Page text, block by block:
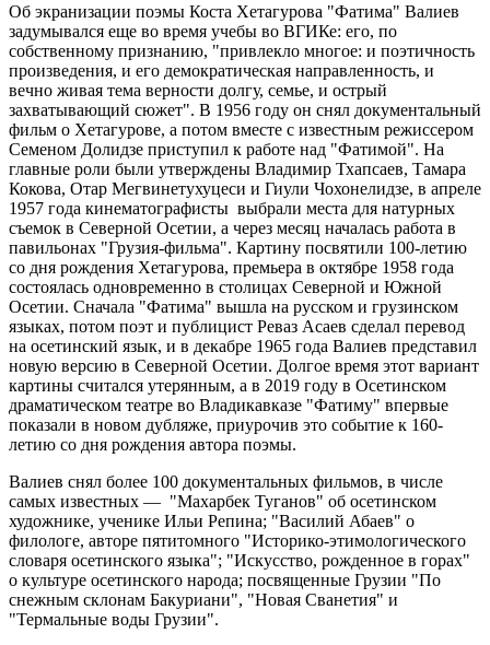
Об экранизации поэмы Коста Хетагурова "Фатима" Валиев
задумывался еще во время учебы во ВГИКе: его, по
собственному признанию, "привлекло многое: и поэтичность
произведения, и его демократическая направленность, и
вечно живая тема верности долгу, семье, и острый
захватывающий сюжет". В 1956 году он снял документальный
фильм о Хетагурове, а потом вместе с известным режиссером
Семеном Долидзе приступил к работе над "Фатимой". На
главные роли были утверждены Владимир Тхапсаев, Тамара
Кокова, Отар Мегвинетухуцеси и Гиули Чохонелидзе, в апреле
1957 года кинематографисты выбрали места для натурных
съемок в Северной Осетии, а через месяц началась работа в
павильонах "Грузия-фильма". Картину посвятили 100-летию
со дня рождения Хетагурова, премьера в октябре 1958 года
состоялась одновременно в столицах Северной и Южной
Осетии. Сначала "Фатима" вышла на русском и грузинском
языках, потом поэт и публицист Реваз Асаев сделал перевод
на осетинский язык, и в декабре 1965 года Валиев представил
новую версию в Северной Осетии. Долгое время этот вариант
картины считался утерянным, а в 2019 году в Осетинском
драматическом театре во Владикавказе "Фатиму" впервые
показали в новом дубляже, приурочив это событие к 160-
летию со дня рождения автора поэмы.
Валиев снял более 100 документальных фильмов, в числе
самых известных — "Махарбек Туганов" об осетинском
художнике, ученике Ильи Репина; "Василий Абаев" о
филологе, авторе пятитомного "Историко-этимологического
словаря осетинского языка"; "Искусство, рожденное в горах"
о культуре осетинского народа; посвященные Грузии "По
снежным склонам Бакуриани", "Новая Сванетия" и
"Термальные воды Грузии".